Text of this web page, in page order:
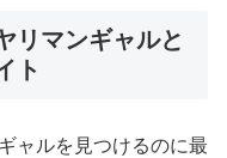
リマンギャルと
ト
ャルを見つけるのに最